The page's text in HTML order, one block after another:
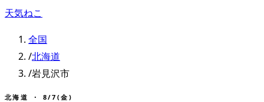
天気ねこ
全国
/北海道
/岩見沢市
北海道 ・ 8/7(金)